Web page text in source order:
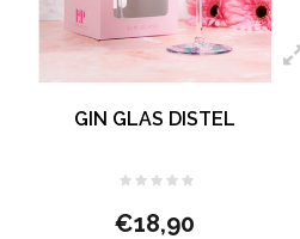
GIN GLAS DISTEL
€18,90